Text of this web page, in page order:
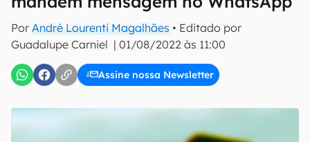
Por André Lourenti Magalhães • Editado por
Guadalupe Carniel | 01/08/2022 às 11:00
Assine nossa Newsletter
inscreva-se
Confirmo que li, aceito e concordo com os Termos de